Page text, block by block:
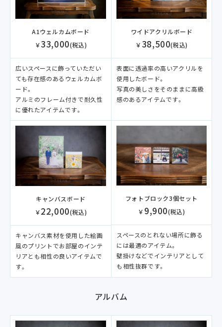
A1ウェルカムボード
￥33,000(税込)
広いスペースに飾っていただい
ても存在感のあるウェルカムボ
ード。
アルミのフレーム付きで耐久性
に優れたアイテムです。
ワイドアクリルボード
￥ 38,500(税込)
表面に透過率の高いアクリルを
使用したボード。
写真の美しさをそのままに高級
感のあるアイテムです。
キャンバスボード
￥22,000(税込)
キャンバス素材を使用した絵画
風のプリントでお部屋のインテ
リアとも相性の良いアイテムで
す。
フォトブロック3個セット
￥ 9,900(税込)
スペースのとれない場所に飾る
には最適のアイテム。
壁掛けなどでインテリアとして
も相性抜群です。
アルバム